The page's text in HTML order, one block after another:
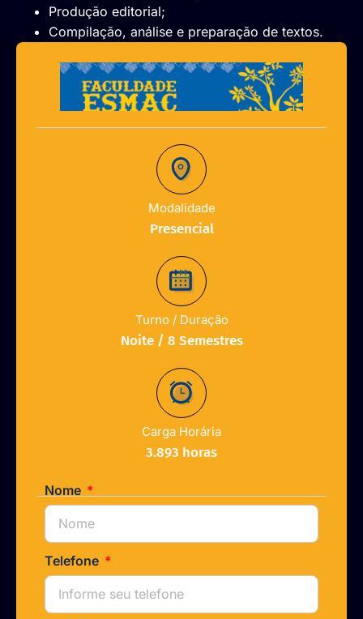
Produção editorial;
Compilação, análise e preparação de textos.
Modalidade
Presencial
Turno / Duração
Noite / 8 Semestres
Carga Horária
3.893 horas
Nome
Telefone